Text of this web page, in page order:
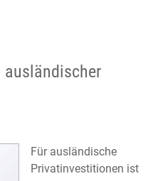
ausländischer
Für ausländische
Privatinvestitionen ist